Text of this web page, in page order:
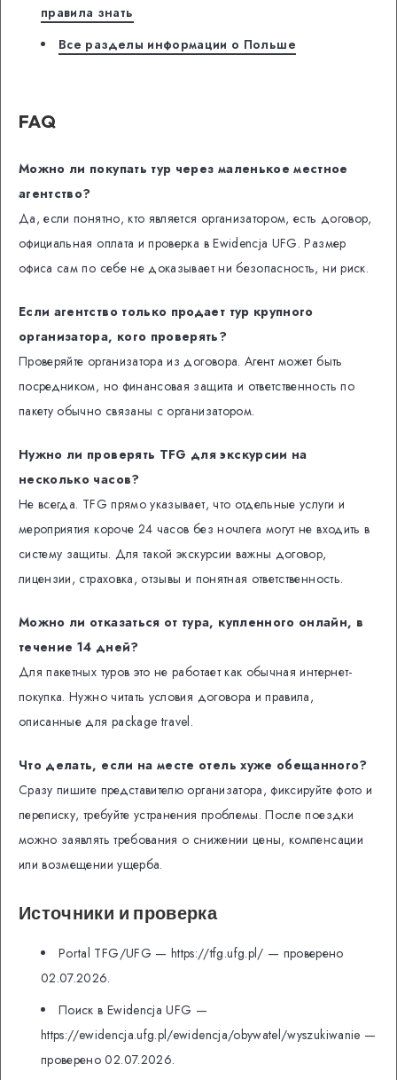
правила знать
Все разделы информации о Польше
FAQ
Можно ли покупать тур через маленькое местное
агентство?
Да, если понятно, кто является организатором, есть договор,
официальная оплата и проверка в Ewidencja UFG. Размер
офиса сам по себе не доказывает ни безопасность, ни риск.
Если агентство только продает тур крупного
организатора, кого проверять?
Проверяйте организатора из договора. Агент может быть
посредником, но финансовая защита и ответственность по
пакету обычно связаны с организатором.
Нужно ли проверять TFG для экскурсии на
несколько часов?
Не всегда. TFG прямо указывает, что отдельные услуги и
мероприятия короче 24 часов без ночлега могут не входить в
систему защиты. Для такой экскурсии важны договор,
лицензии, страховка, отзывы и понятная ответственность.
Можно ли отказаться от тура, купленного онлайн, в
течение 14 дней?
Для пакетных туров это не работает как обычная интернет-
покупка. Нужно читать условия договора и правила,
описанные для package travel.
Что делать, если на месте отель хуже обещанного?
Сразу пишите представителю организатора, фиксируйте фото и
переписку, требуйте устранения проблемы. После поездки
можно заявлять требования о снижении цены, компенсации
или возмещении ущерба.
Источники и проверка
Portal TFG/UFG — https://tfg.ufg.pl/ — проверено
02.07.2026.
Поиск в Ewidencja UFG —
https://ewidencja.ufg.pl/ewidencja/obywatel/wyszukiwanie —
проверено 02.07.2026.